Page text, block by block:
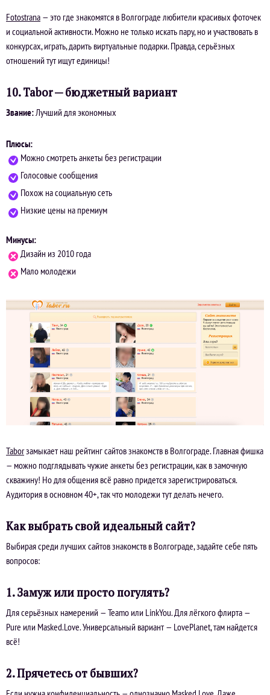
Fotostrana — это где знакомятся в Волгограде любители красивых фоточек
и социальной активности. Можно не только искать пару, но и участвовать в
конкурсах, играть, дарить виртуальные подарки. Правда, серьёзных
отношений тут ищут единицы!
10. Tabor — бюджетный вариант
Звание:Лучший для экономных
Плюсы:
Можно смотреть анкеты без регистрации
Голосовые сообщения
Похож на социальную сеть
Низкие цены на премиум
Минусы:
Дизайн из 2010 года
Мало молодежи
Taborзамыкает наш рейтинг сайтов знакомств в Волгограде. Главная фишка
— можно подглядывать чужие анкеты без регистрации, как в замочную
скважину! Но для общения всё равно придется зарегистрироваться.
Аудитория в основном 40+, так что молодежи тут делать нечего.
Как выбрать свой идеальный сайт?
Выбирая среди лучших сайтов знакомств в Волгограде, задайте себе пять
вопросов:
1. Замуж или просто погулять?
Для серьёзных намерений — Teamo или LinkYou. Для лёгкого флирта —
Pure или Masked.Love. Универсальный вариант — LovePlanet, там найдется
всё!
2. Прячетесь от бывших?